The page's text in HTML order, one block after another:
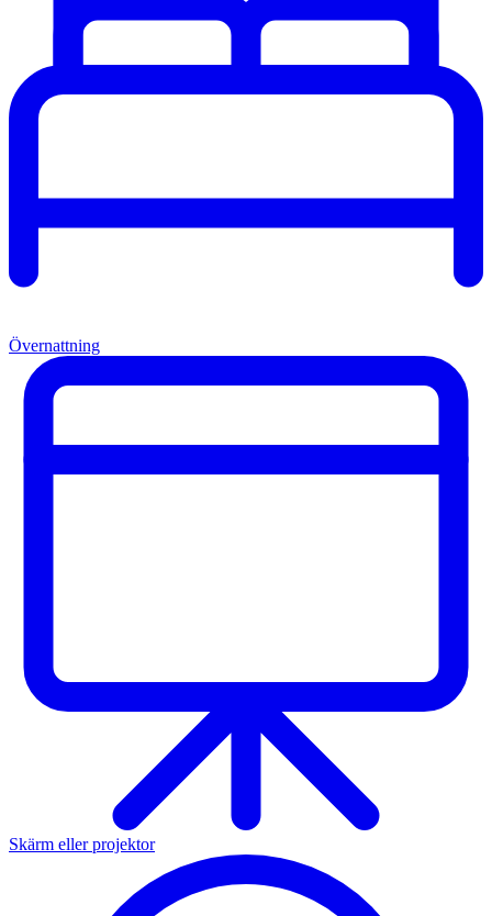
Övernattning
Skärm eller projektor